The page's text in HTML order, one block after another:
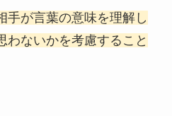
手が言葉の意味を理解し
わないかを考慮すること